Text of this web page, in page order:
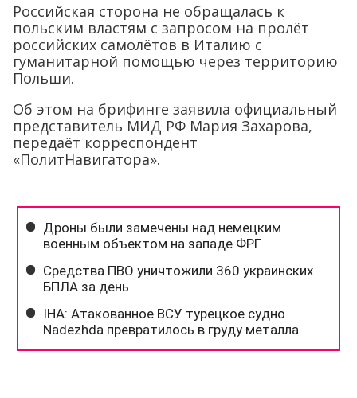
Российская сторона не обращалась к
польским властям с запросом на пролёт
российских самолётов в Италию с
гуманитарной помощью через территорию
Польши.
Об этом на брифинге заявила официальный
представитель МИД РФ Мария Захарова,
передаёт корреспондент
«ПолитНавигатора».